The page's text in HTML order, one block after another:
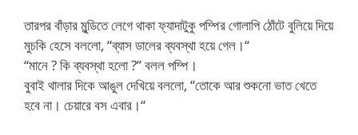
তারপর বাঁড়ার মুন্ডিতে লেগে থাকা ফ্যাদাটুকু পম্পির গোলাপি ঠোঁটে বুলিয়ে দিয়ে
মুচকি হেসে বললো, “ব্যাস ডালের ব্যবস্থা হয়ে গেল।“
“মানে ? কি ব্যবস্থা হলো ?” বলল পম্পি।
বুবাই থালার দিকে আঙুল দেখিয়ে বললো, “তোকে আর শুকনো ভাত খেতে
হবে না। চেয়ারে বস এবার।“